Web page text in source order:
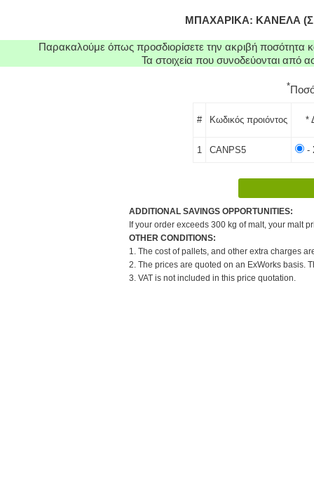
ΜΠΑΧΑΡΙΚΑ: ΚΑΝΕΛΑ
Παρακαλούμε όπως προσδιορίσετε την ακριβή ποσότητα
Τα στοιχεία που συνοδεύονται από
*
# Κωδικός προιόντος *
1 CANPS5 -
ADDITIONAL SAVINGS OPPORTUNITIES:
If your order exceeds 300 kg of malt, your malt
OTHER CONDITIONS:
1. The cost of pallets, and other extra charges
2. The prices are quoted on an ExWorks basis.
3. VAT is not included in this price quotation.